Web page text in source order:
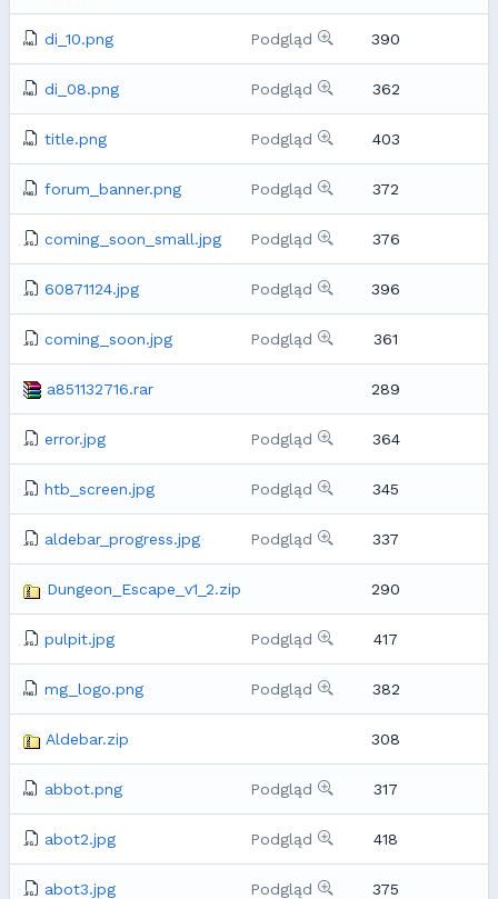
di_10.png Podgląd 390
di_08.png Podgląd 362
title.png Podgląd 403
forum_banner.png Podgląd 372
coming_soon_small.jpg Podgląd 376
60871124.jpg Podgląd 396
coming_soon.jpg Podgląd 361
a851132716.rar 289
error.jpg Podgląd 364
htb_screen.jpg Podgląd 345
aldebar_progress.jpg Podgląd 337
Dungeon_Escape_v1_2.zip 290
pulpit.jpg Podgląd 417
mg_logo.png Podgląd 382
Aldebar.zip 308
abbot.png Podgląd 317
abot2.jpg Podgląd 418
abot3.jpg Podgląd 375